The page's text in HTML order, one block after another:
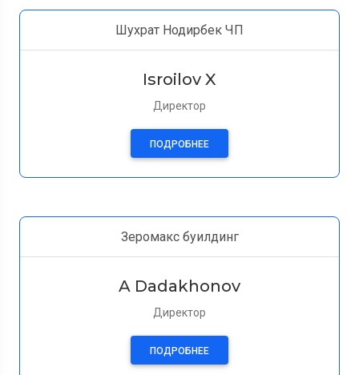
Шухрат Нодирбек ЧП
Isroilov X
Директор
ПОДРОБНЕЕ
Зеромакс буилдинг
A Dadakhonov
Директор
ПОДРОБНЕЕ